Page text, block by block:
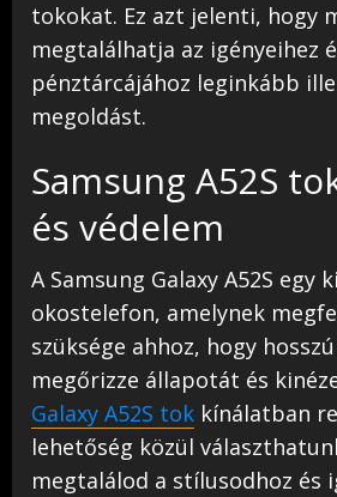
tokokat. Ez azt jelenti, hogy
megtalálhatja az igényeihez
pénztárcájához leginkább
megoldást.
Samsung A52S
és védelem
A Samsung Galaxy A52S egy
okostelefon, amelynek
szüksége ahhoz, hogy
megőrizze állapotát és
Galaxy A52S tok kínálatban
lehetőség közül
megtalálod a stílusodhoz és